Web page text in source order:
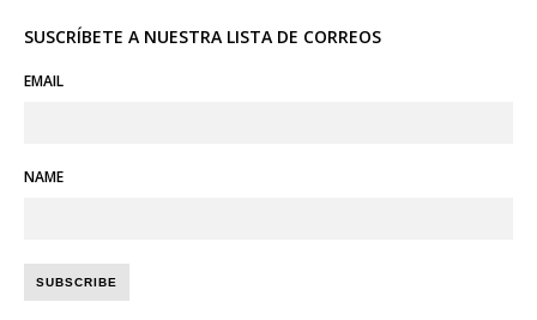
SUSCRÍBETE A NUESTRA LISTA DE CORREOS
EMAIL
NAME